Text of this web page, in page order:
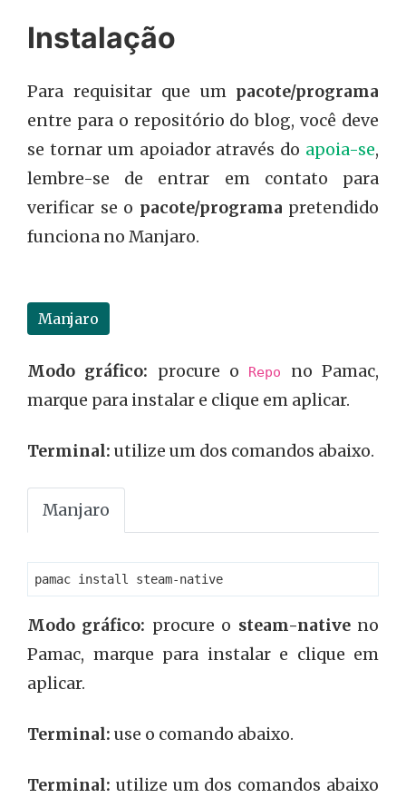
Instalação
Para requisitar que um pacote/programa
entre para o repositório do blog, você deve
se tornar um apoiador através do apoia-se,
lembre-se de entrar em contato para
verificar se o pacote/programa pretendido
funciona no Manjaro.
Manjaro
Modo gráfico: procure o Repo
no Pamac,
marque para instalar e clique em aplicar.
Terminal: utilize um dos comandos abaixo.
Manjaro
pamac install steam-native
Modo gráfico: procure o steam-nativeno
Pamac, marque para instalar e clique em
aplicar.
Terminal: use o comando abaixo.
Terminal: utilize um dos comandos abaixo